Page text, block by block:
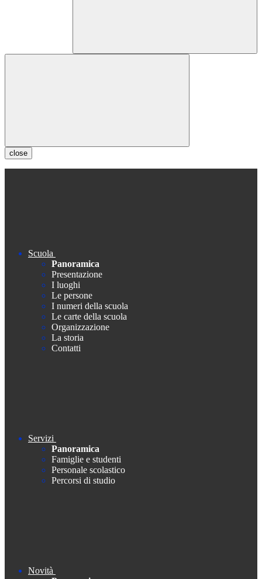
close
Scuola
Panoramica
Presentazione
I luoghi
Le persone
I numeri della scuola
Le carte della scuola
Organizzazione
La storia
Contatti
Servizi
Panoramica
Famiglie e studenti
Personale scolastico
Percorsi di studio
Novità